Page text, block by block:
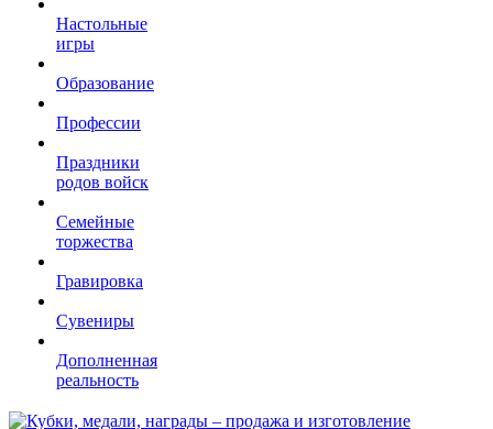
Настольные
игры
Образование
Профессии
Праздники
родов войск
Семейные
торжества
Гравировка
Сувениры
Дополненная
реальность